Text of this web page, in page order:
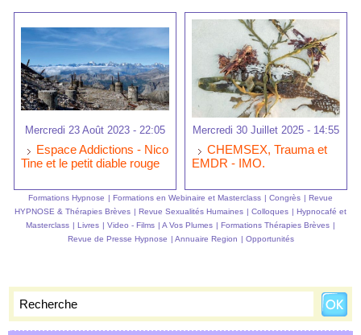
Mercredi 23 Août 2023 - 22:05
Espace Addictions - Nico
Tine et le petit diable rouge
Mercredi 30 Juillet 2025 - 14:55
CHEMSEX, Trauma et
EMDR - IMO.
Formations Hypnose | Formations en Webinaire et Masterclass | Congrès | Revue
HYPNOSE & Thérapies Brèves | Revue Sexualités Humaines | Colloques | Hypnocafé et
Masterclass | Livres | Video - Films | A Vos Plumes | Formations Thérapies Brèves |
Revue de Presse Hypnose | Annuaire Region | Opportunités